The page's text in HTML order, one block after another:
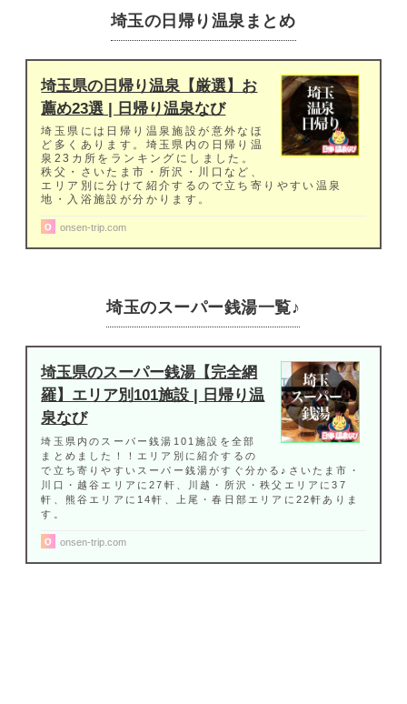
埼玉の日帰り温泉まとめ
埼玉県の日帰り温泉【厳選】お
薦め23選 | 日帰り温泉なび
埼玉県には日帰り温泉施設が意外なほ
ど多くあります。埼玉県内の日帰り温
泉23カ所をランキングにしました。
秩父・さいたま市・所沢・川口など、
エリア別に分けて紹介するので立ち寄りやすい温泉
地・入浴施設が分かります。
onsen-trip.com
埼玉のスーパー銭湯一覧♪
埼玉県のスーパー銭湯【完全網
羅】エリア別101施設 | 日帰り温
泉なび
埼玉県内のスーパー銭湯101施設を全部
まとめました！！エリア別に紹介するの
で立ち寄りやすいスーパー銭湯がすぐ分かる♪さいたま市・
川口・越谷エリアに27軒、川越・所沢・秩父エリアに37
軒、熊谷エリアに14軒、上尾・春日部エリアに22軒ありま
す。
onsen-trip.com